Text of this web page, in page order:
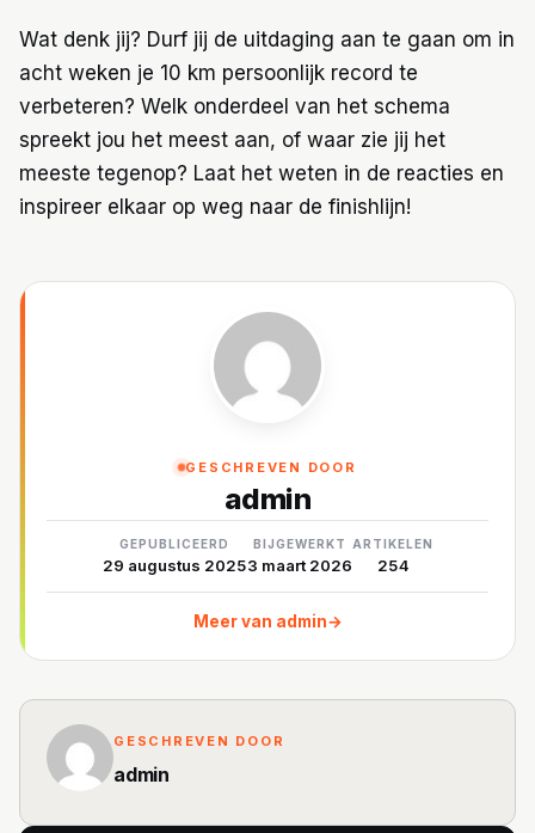
Wat denk jij? Durf jij de uitdaging aan te gaan om in
acht weken je 10 km persoonlijk record te
verbeteren? Welk onderdeel van het schema
spreekt jou het meest aan, of waar zie jij het
meeste tegenop? Laat het weten in de reacties en
inspireer elkaar op weg naar de finishlijn!
GESCHREVEN DOOR
admin
GEPUBLICEERD
29 augustus 2025
BIJGEWERKT
3 maart 2026
ARTIKELEN
254
Meer van admin→
GESCHREVEN DOOR
admin